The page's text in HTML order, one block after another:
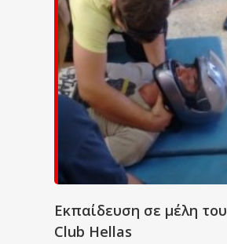
Εκπαίδευση σε μέλη
Club Hellas